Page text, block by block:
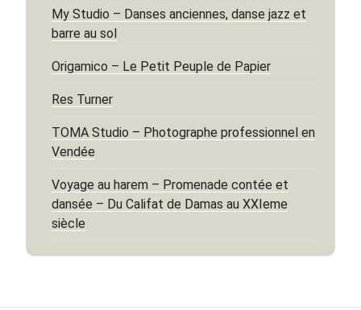
My Studio – Danses anciennes, danse jazz et
barre au sol
Origamico – Le Petit Peuple de Papier
Res Turner
TOMA Studio – Photographe professionnel en
Vendée
Voyage au harem – Promenade contée et
dansée – Du Califat de Damas au XXIeme
siècle